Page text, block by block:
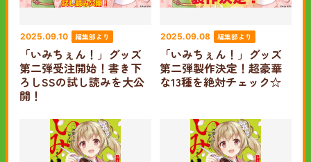
2025.09.10 編集部より
「いみちぇん！」グッズ
第二弾受注開始！書き下
ろしSSの試し読みを大公
開！
2025.09.08 編集部より
「いみちぇん！」グッズ
第二弾製作決定！超豪華
な13種を絶対チェック☆